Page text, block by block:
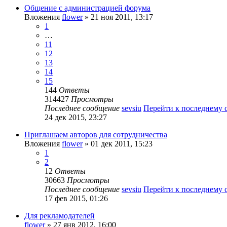
Общение с администрацией форума
Вложения flower» 21 ноя 2011, 13:17
1
…
11
12
13
14
15
144 Ответы
314427 Просмотры
Последнее сообщение sevsiu Перейти к последнему
24 дек 2015, 23:27
Приглашаем авторов для сотрудничества
Вложения flower» 01 дек 2011, 15:23
1
2
12 Ответы
30663 Просмотры
Последнее сообщение sevsiu Перейти к последнему
17 фев 2015, 01:26
Для рекламодателей
flower» 27 янв 2012, 16:00